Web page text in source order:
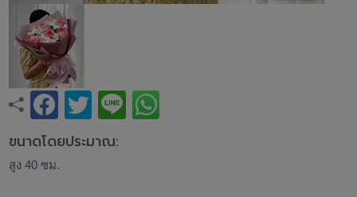
ขนาดโดยประมาณ:
สูง 40 ซม.